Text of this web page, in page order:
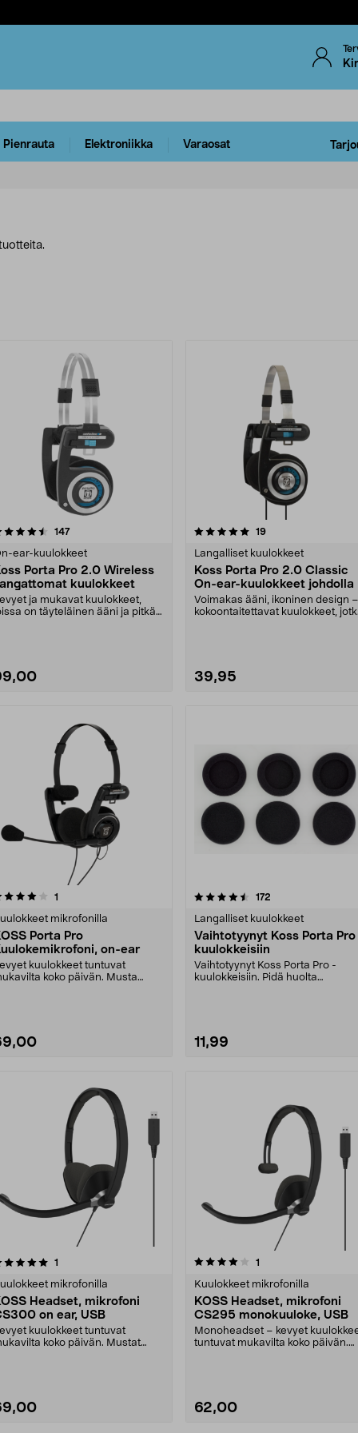
Pienrauta Elektroniikka Varaosat
147arvostelut
ear-kuulokkeet
Porta Pro 2.0 Wireless
kuulokkeet
ja mukavat kuulokkeet,
on täyteläinen ääni ja pitkä
5.0 viidestä
19arvostelut
Langalliset kuulokkeet
Koss Porta Pro 2.0 Classic
On-ear-kuulokkeet johdolla
Voimakas ääni, ikoninen design –
kokoontaitettavat kuulokkeet,
39,95
4.5 viidestä
1
mikrofonilla
Porta Pro
on-ear
kuulokkeet tuntuvat
koko päivän. Musta
4.5 viidestä
172
Langalliset kuulokkeet
Vaihtotyynyt Koss Porta
kuulokkeisiin
Vaihtotyynyt Koss Porta Pro -
kuulokkeisiin. Pidä huolta
11,99
4.5 viidestä
1
mikrofonilla
Headset, mikrofoni
on ear, USB
kuulokkeet tuntuvat
koko päivän. Mustat
4.0 viidestä
1
Kuulokkeet mikrofonilla
KOSS Headset, mikrofoni
CS295 monokuuloke, USB
Monoheadset – kevyet
tuntuvat mukavilta koko päivän.
62,00